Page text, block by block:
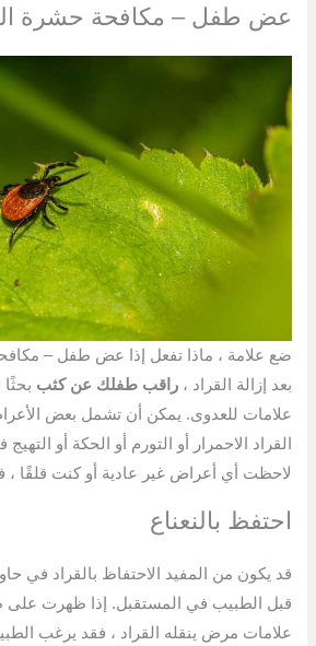
عض طفل – مكافحة حشرة
ضع علامة ، ماذا تفعل إذا عض طفل –
بعد إزالة القراد ،راقب طفلك عن كثب
علامات للعدوى. يمكن أن تشمل بعض
القراد الاحمرار أو التورم أو الحكة أو
لاحظت أي أعراض غير عادية أو كنت قلقًا
احتفظ بالنعناع
قد يكون من المفيد الاحتفاظ بالقراد في
قبل الطبيب في المستقبل. إذا ظهرت
علامات مرض ينقله القراد ، فقد يرغب